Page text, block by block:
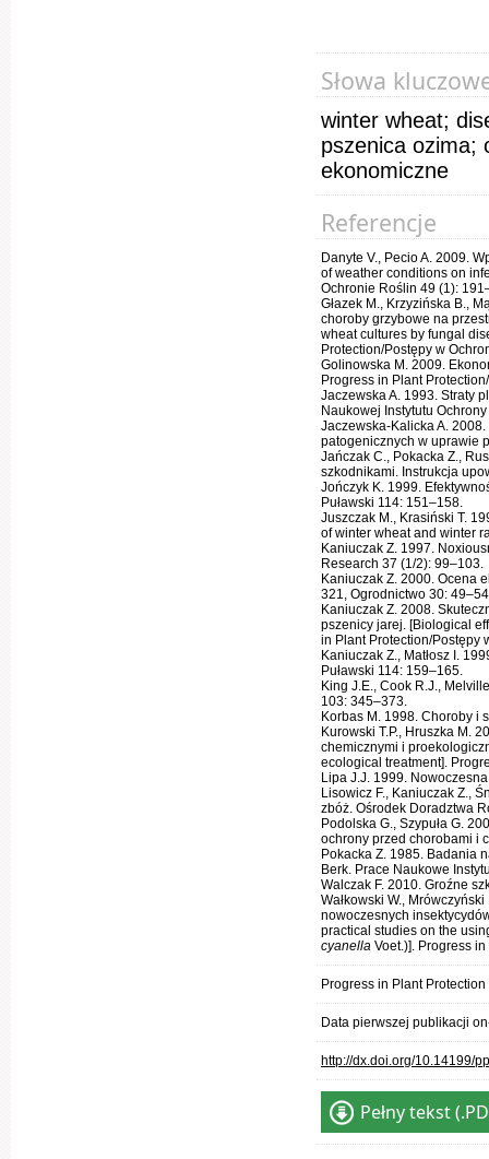
Słowa
winter wheat;
pszenica ozima;
ekonomiczne
Referencje
Danyte V., Pecio A. 2009.
of weather conditions on
Ochronie Roślin 49 (1):
Głazek M., Krzyzińska B.,
choroby grzybowe na
wheat cultures by fungal
Protection/Postępy w
Golinowska M. 2009.
Progress in Plant
Jaczewska A. 1993. Straty
Naukowej Instytutu
Jaczewska-Kalicka A.
patogenicznych w uprawie
Jańczak C., Pokacka Z.,
szkodnikami. Instrukcja
Jończyk K. 1999.
Puławski 114: 151–158.
Juszczak M., Krasiński T.
of winter wheat and winter
Kaniuczak Z. 1997.
Research 37 (1/2): 99–103.
Kaniuczak Z. 2000. Ocena
321, Ogrodnictwo 30:
Kaniuczak Z. 2008.
pszenicy jarej. [Biological
in Plant Protection/Postępy
Kaniuczak Z., Matłosz I.
Puławski 114: 159–165.
King J.E., Cook R.J.,
103: 345–373.
Korbas M. 1998. Choroby i
Kurowski T.P., Hruszka M.
chemicznymi i
ecological treatment].
Lipa J.J. 1999.
Lisowicz F., Kaniuczak Z.,
zbóż. Ośrodek Doradztwa
Podolska G., Szypuła G.
ochrony przed chorobami i
Pokacka Z. 1985. Badania
Berk. Prace Naukowe
Walczak F. 2010. Groźne
Wałkowski W.,
nowoczesnych
practical studies on the
cyanella Voet.)]. Progress
Progress in Plant
Data pierwszej publikacji
http://dx.doi.org/10.14199/
Pełny tekst